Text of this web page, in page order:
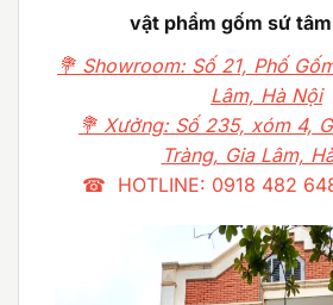
vật phẩm gốm sứ
💐 Showroom: Số 21, Phố
Lâm, Hà Nội
💐 Xưởng: Số 235, xóm 4,
Tràng, Gia Lâm,
☎ HOTLINE: 0918 482